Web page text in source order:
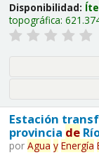
Disponibilidad:
topográfica:
Estación
provincia de
por Agua y Energía